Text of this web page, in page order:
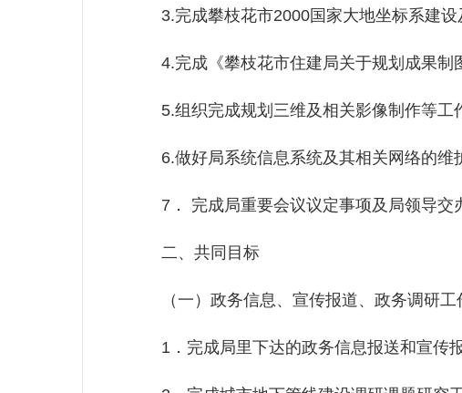
3.完成攀枝花市2000国家大地坐标系建设
4.完成《攀枝花市住建局关于规划成果制
5.组织完成规划三维及相关影像制作等工
6.做好局系统信息系统及其相关网络的维
7． 完成局重要会议议定事项及局领导交
二、共同目标
（一）政务信息、宣传报道、政务调研工
1．完成局里下达的政务信息报送和宣传报